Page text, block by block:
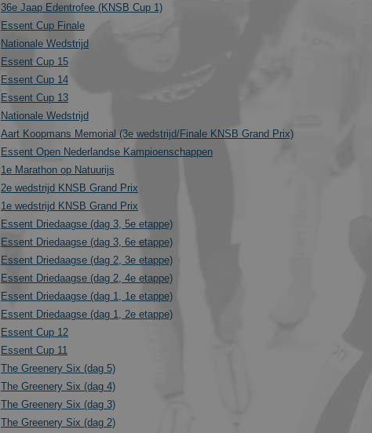
36e Jaap Edentrofee (KNSB Cup 1)
Essent Cup Finale
Nationale Wedstrijd
Essent Cup 15
Essent Cup 14
Essent Cup 13
Nationale Wedstrijd
Aart Koopmans Memorial (3e wedstrijd/Finale KNSB Grand Prix)
Essent Open Nederlandse Kampioenschappen
1e Marathon op Natuurijs
2e wedstrijd KNSB Grand Prix
1e wedstrijd KNSB Grand Prix
Essent Driedaagse (dag 3, 5e etappe)
Essent Driedaagse (dag 3, 6e etappe)
Essent Driedaagse (dag 2, 3e etappe)
Essent Driedaagse (dag 2, 4e etappe)
Essent Driedaagse (dag 1, 1e etappe)
Essent Driedaagse (dag 1, 2e etappe)
Essent Cup 12
Essent Cup 11
The Greenery Six (dag 5)
The Greenery Six (dag 4)
The Greenery Six (dag 3)
The Greenery Six (dag 2)